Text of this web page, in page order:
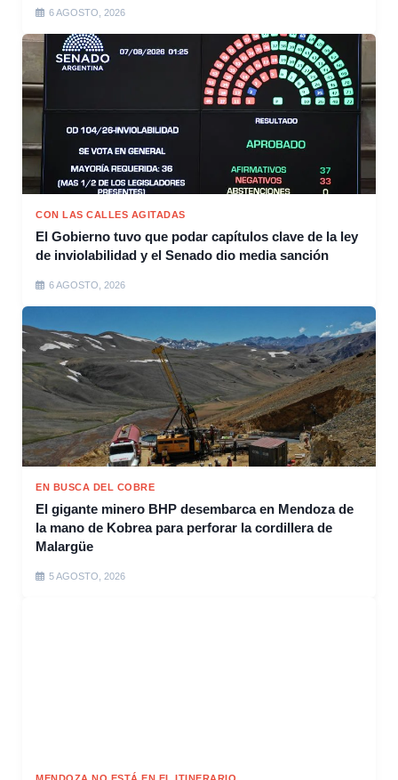
6 AGOSTO, 2026
CON LAS CALLES AGITADAS
El Gobierno tuvo que podar capítulos clave de la ley
de inviolabilidad y el Senado dio media sanción
6 AGOSTO, 2026
EN BUSCA DEL COBRE
El gigante minero BHP desembarca en Mendoza de
la mano de Kobrea para perforar la cordillera de
Malargüe
5 AGOSTO, 2026